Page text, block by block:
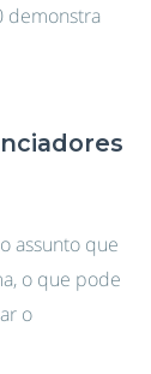
demonstra
assunto que
o que pode
o